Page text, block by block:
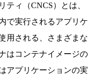
ティ（CNCS）とは、
で実行されるアプリケ
用される、さまざまな
はコンテナイメージの
アプリケーションの実